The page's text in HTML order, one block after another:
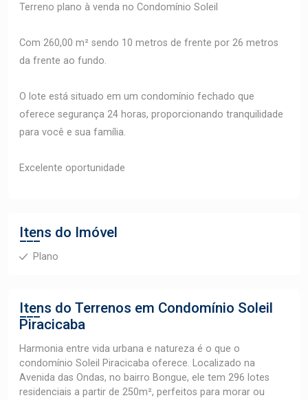
Terreno plano à venda no Condomínio Soleil
Com 260,00 m² sendo 10 metros de frente por 26 metros
da frente ao fundo.
O lote está situado em um condomínio fechado que
oferece segurança 24 horas, proporcionando tranquilidade
para você e sua família.
Excelente oportunidade
Itens do Imóvel
Plano
Itens do Terrenos em Condomínio Soleil
Piracicaba
Harmonia entre vida urbana e natureza é o que o
condomínio Soleil Piracicaba oferece. Localizado na
Avenida das Ondas, no bairro Bongue, ele tem 296 lotes
residenciais a partir de 250m², perfeitos para morar ou